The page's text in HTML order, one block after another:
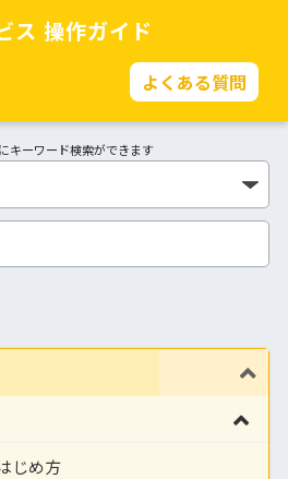
ス 操作ガイド
よくある質問
キーワード検索ができます
じめ方